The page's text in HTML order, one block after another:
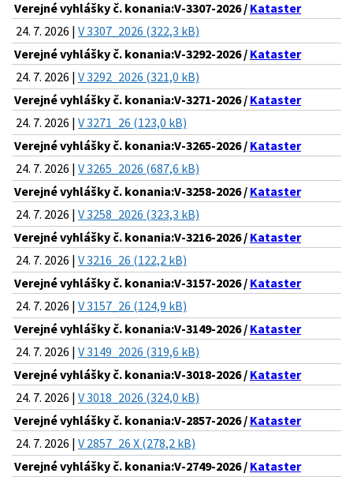
Verejné vyhlášky č. konania:V-3307-2026 / Kataster
24. 7. 2026 | V 3307_2026 (322,3 kB)
Verejné vyhlášky č. konania:V-3292-2026 / Kataster
24. 7. 2026 | V 3292_2026 (321,0 kB)
Verejné vyhlášky č. konania:V-3271-2026 / Kataster
24. 7. 2026 | V 3271_26 (123,0 kB)
Verejné vyhlášky č. konania:V-3265-2026 / Kataster
24. 7. 2026 | V 3265_2026 (687,6 kB)
Verejné vyhlášky č. konania:V-3258-2026 / Kataster
24. 7. 2026 | V 3258_2026 (323,3 kB)
Verejné vyhlášky č. konania:V-3216-2026 / Kataster
24. 7. 2026 | V 3216_26 (122,2 kB)
Verejné vyhlášky č. konania:V-3157-2026 / Kataster
24. 7. 2026 | V 3157_26 (124,9 kB)
Verejné vyhlášky č. konania:V-3149-2026 / Kataster
24. 7. 2026 | V 3149_2026 (319,6 kB)
Verejné vyhlášky č. konania:V-3018-2026 / Kataster
24. 7. 2026 | V 3018_2026 (324,0 kB)
Verejné vyhlášky č. konania:V-2857-2026 / Kataster
24. 7. 2026 | V 2857_26 X (278,2 kB)
Verejné vyhlášky č. konania:V-2749-2026 / Kataster